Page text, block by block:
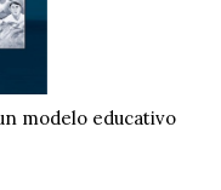
modelo educativo